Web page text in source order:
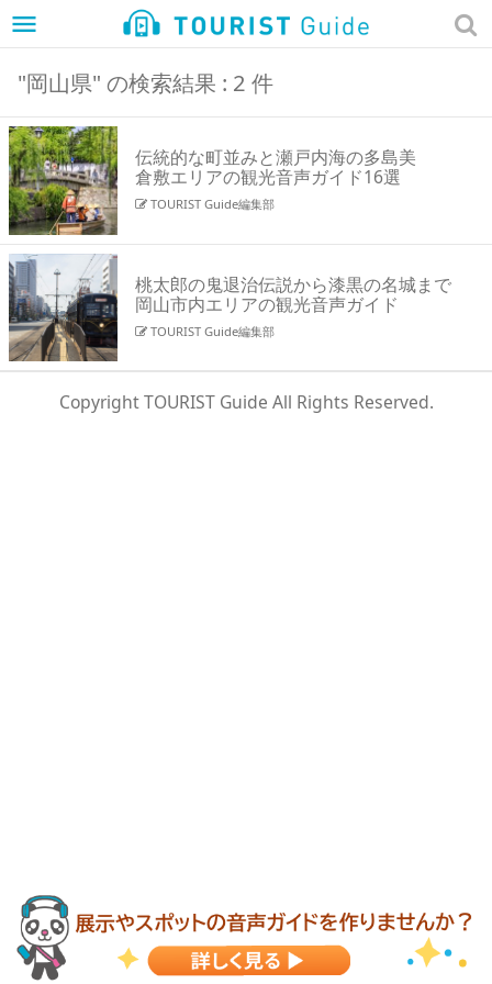
menu
"岡山県" の検索結果 : 2 件
伝統的な町並みと瀬戸内海の多島美
倉敷エリアの観光音声ガイド16選
TOURIST Guide編集部
桃太郎の鬼退治伝説から漆黒の名城まで
岡山市内エリアの観光音声ガイド
TOURIST Guide編集部
Copyright TOURIST Guide All Rights Reserved.